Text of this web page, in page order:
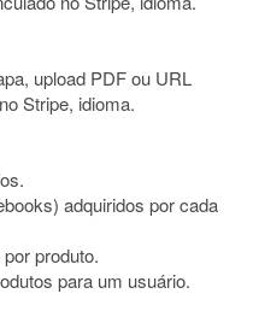
upload PDF ou URL
Stripe, idioma.
adquiridos por cada
produto.
para um usuário.